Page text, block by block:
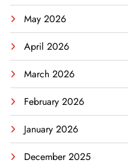
May 2026
April 2026
March 2026
February 2026
January 2026
December 2025